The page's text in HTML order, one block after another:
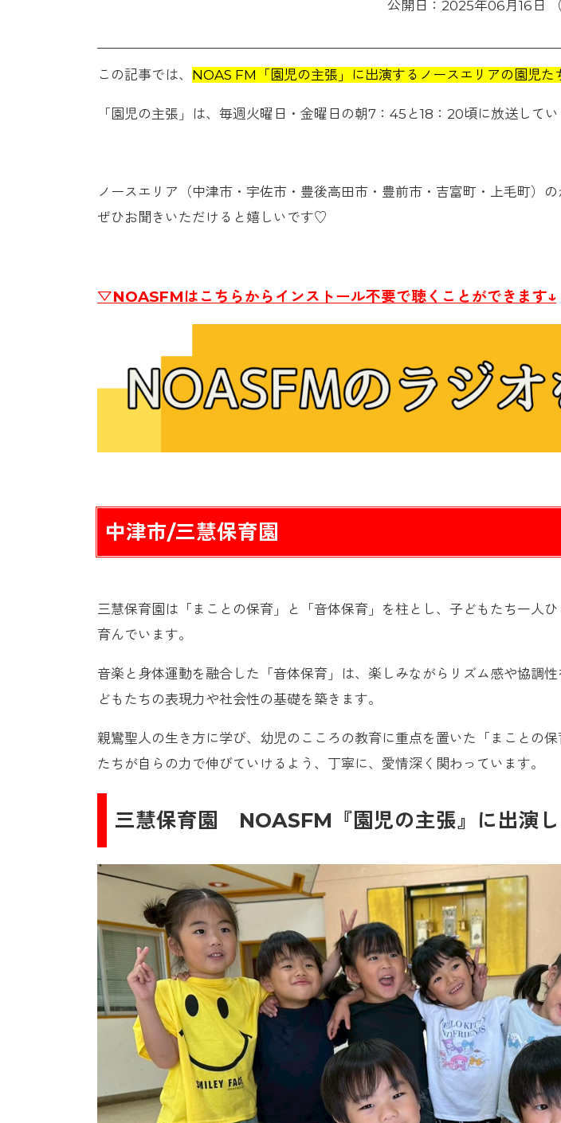
公開日：2025年06月16日
この記事では、 NOAS FM「園児の主張」に出演するノースエリアの園児た
「園児の主張」は、毎週火曜日・金曜日の朝7：45と18：20頃に放送して
ノースエリア（中津市・宇佐市・豊後高田市・豊前市・吉富町・上毛町）
ぜひお聞きいただけると嬉しいです♡
▽NOASFMはこちらからインストール不要で聴くことができます↓
中津市/三慧保育園
三慧保育園は「まことの保育」と「音体保育」を柱とし、子どもたち一人
育んでいます。
音楽と身体運動を融合した「音体保育」は、楽しみながらリズム感や協調
どもたちの表現力や社会性の基礎を築きます。
親鸞聖人の生き方に学び、幼児のこころの教育に重点を置いた「まことの
たちが自らの力で伸びていけるよう、丁寧に、愛情深く関わっています。
三慧保育園 NOASFM『園児の主張』に出演し